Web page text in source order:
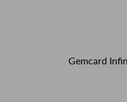
Gemcard